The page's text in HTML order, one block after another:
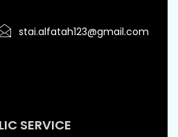
stai.alfatah123@gmail.com
SERVICE